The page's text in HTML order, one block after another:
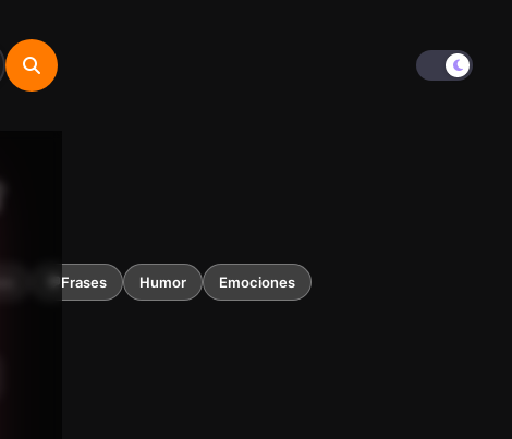
💬Frases Humor Emociones